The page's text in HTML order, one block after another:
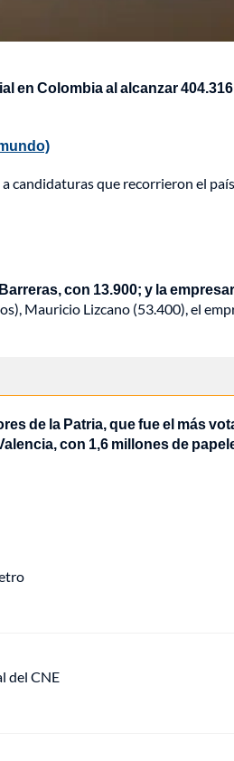
en Colombia al alcanzar
candidaturas que recorrieron el
con 13.900; y la
Mauricio Lizcano (53.400), el
de la Patria, que fue el más
con 1,6 millones de
del CNE